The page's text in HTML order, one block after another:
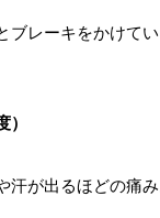
レーキをかけてい
が出るほどの痛み